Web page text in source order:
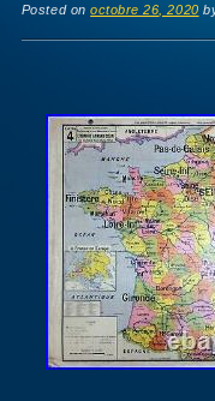
Posted onoctobre 26, 2020